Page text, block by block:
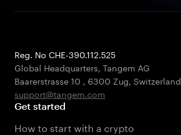
Reg. No CHE-390.112.525
Global Headquarters, Tangem AG
Baarerstrasse 10 , 6300 Zug, Switzerland
support@tangem.com
Get started
How to start with a crypto